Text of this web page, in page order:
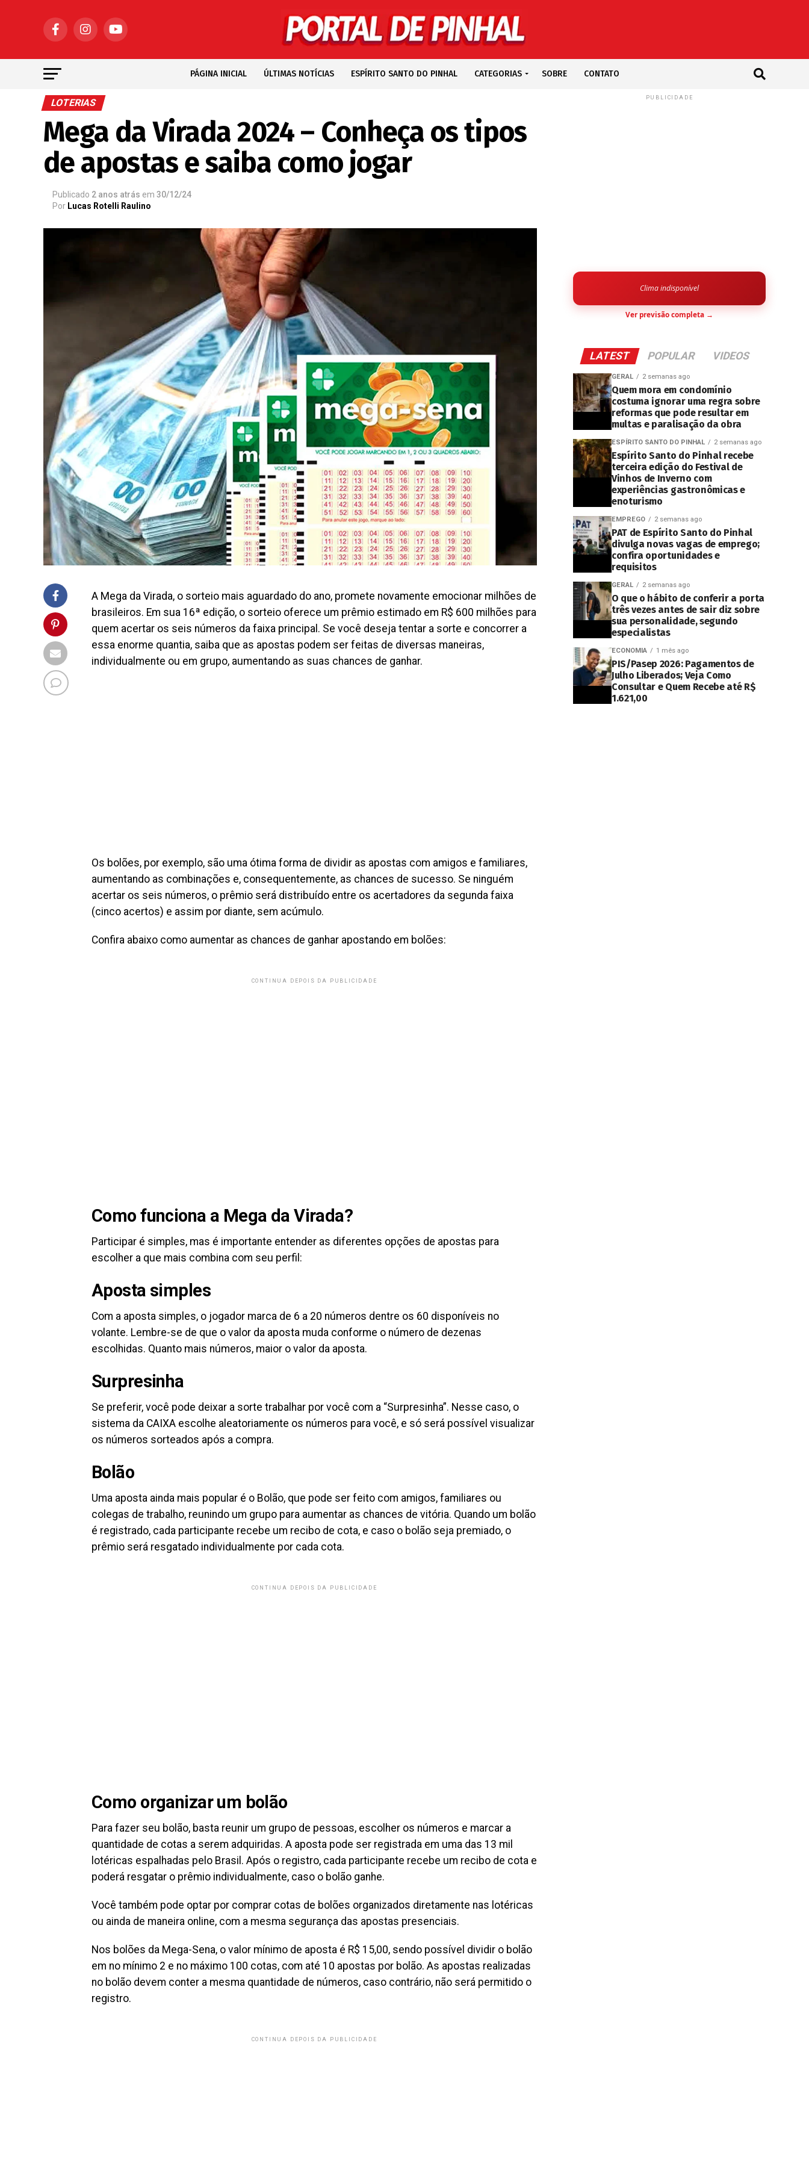
PÁGINA INICIAL ÚLTIMAS NOTÍCIAS ESPÍRITO SANTO DO PINHAL CATEGORIAS SOBRE CONTATO
LOTERIAS
Mega da Virada 2024 – Conheça os tipos
de apostas e saiba como jogar
Publicado 2 anos atrás em 30/12/24
Por Lucas Rotelli Raulino
A Mega da Virada, o sorteio mais aguardado do ano, promete novamente emocionar milhões de
brasileiros. Em sua 16ª edição, o sorteio oferece um prêmio estimado em R$ 600 milhões para
quem acertar os seis números da faixa principal. Se você deseja tentar a sorte e concorrer a
essa enorme quantia, saiba que as apostas podem ser feitas de diversas maneiras,
individualmente ou em grupo, aumentando as suas chances de ganhar.
Os bolões, por exemplo, são uma ótima forma de dividir as apostas com amigos e familiares,
aumentando as combinações e, consequentemente, as chances de sucesso. Se ninguém
acertar os seis números, o prêmio será distribuído entre os acertadores da segunda faixa
(cinco acertos) e assim por diante, sem acúmulo.
Confira abaixo como aumentar as chances de ganhar apostando em bolões:
CONTINUA DEPOIS DA PUBLICIDADE
Como funciona a Mega da Virada?
Participar é simples, mas é importante entender as diferentes opções de apostas para
escolher a que mais combina com seu perfil:
Aposta simples
Com a aposta simples, o jogador marca de 6 a 20 números dentre os 60 disponíveis no
volante. Lembre-se de que o valor da aposta muda conforme o número de dezenas
escolhidas. Quanto mais números, maior o valor da aposta.
Surpresinha
Se preferir, você pode deixar a sorte trabalhar por você com a “Surpresinha”. Nesse caso, o
sistema da CAIXA escolhe aleatoriamente os números para você, e só será possível visualizar
os números sorteados após a compra.
Bolão
Uma aposta ainda mais popular é o Bolão, que pode ser feito com amigos, familiares ou
colegas de trabalho, reunindo um grupo para aumentar as chances de vitória. Quando um bolão
é registrado, cada participante recebe um recibo de cota, e caso o bolão seja premiado, o
prêmio será resgatado individualmente por cada cota.
CONTINUA DEPOIS DA PUBLICIDADE
Como organizar um bolão
Para fazer seu bolão, basta reunir um grupo de pessoas, escolher os números e marcar a
quantidade de cotas a serem adquiridas. A aposta pode ser registrada em uma das 13 mil
lotéricas espalhadas pelo Brasil. Após o registro, cada participante recebe um recibo de cota e
poderá resgatar o prêmio individualmente, caso o bolão ganhe.
Você também pode optar por comprar cotas de bolões organizados diretamente nas lotéricas
ou ainda de maneira online, com a mesma segurança das apostas presenciais.
Nos bolões da Mega-Sena, o valor mínimo de aposta é R$ 15,00, sendo possível dividir o bolão
em no mínimo 2 e no máximo 100 cotas, com até 10 apostas por bolão. As apostas realizadas
no bolão devem conter a mesma quantidade de números, caso contrário, não será permitido o
registro.
CONTINUA DEPOIS DA PUBLICIDADE
PUBLICIDADE
Clima indisponível
Ver previsão completa →
LATEST POPULAR VIDEOS
GERAL 2 semanas ago
Quem mora em condomínio
costuma ignorar uma regra sobre
reformas que pode resultar em
multas e paralisação da obra
ESPÍRITO SANTO DO PINHAL 2 semanas ago
Espírito Santo do Pinhal recebe
terceira edição do Festival de
Vinhos de Inverno com
experiências gastronômicas e
enoturismo
EMPREGO 2 semanas ago
PAT de Espírito Santo do Pinhal
divulga novas vagas de emprego;
confira oportunidades e
requisitos
GERAL 2 semanas ago
O que o hábito de conferir a porta
três vezes antes de sair diz sobre
sua personalidade, segundo
especialistas
ECONOMIA 1 mês ago
PIS/Pasep 2026: Pagamentos de
Julho Liberados; Veja Como
Consultar e Quem Recebe até R$
1.621,00